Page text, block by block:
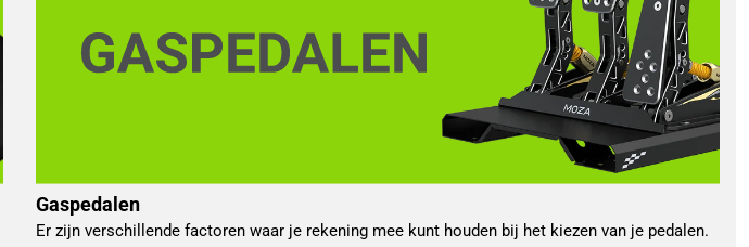
Gaspedalen
Er zijn verschillende factoren waar je rekening mee kunt houden bij het kiezen van je pedalen.